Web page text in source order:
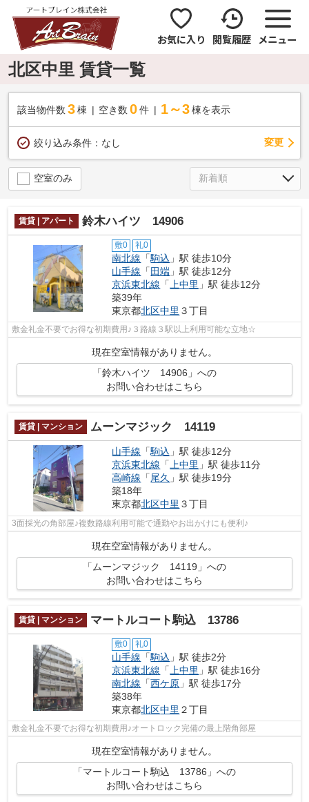
お気に入り 閲覧履歴 メニュー
北区中里 賃貸一覧
該当物件数 3棟 空き数 0 件 1～3 棟を表示
絞り込み条件： なし 変更
空室のみ
賃貸 | アパート 鈴木ハイツ 14906
敷0 礼0
南北線 「駒込 」駅 徒歩10分
山手線 「 田端 」駅 徒歩12分
京浜東北線 「 上中里 」駅 徒歩12分
築39年
東京都北区中里 ３丁目
敷金礼金不要でお得な初期費用♪３路線３駅以上利用可能な立地☆
現在空室情報がありません。
「鈴木ハイツ 14906」への
お問い合わせはこちら
賃貸 | マンション ムーンマジック 14119
山手線 「駒込 」駅 徒歩12分
京浜東北線 「 上中里 」駅 徒歩11分
高崎線 「尾久 」駅 徒歩19分
築18年
東京都北区中里 ３丁目
3面採光の角部屋♪複数路線利用可能で通勤やお出かけにも便利♪
現在空室情報がありません。
「ムーンマジック 14119」への
お問い合わせはこちら
賃貸 | マンション マートルコート駒込 13786
敷0 礼0
山手線 「駒込 」駅 徒歩2分
京浜東北線 「上中里 」駅 徒歩16分
南北線 「西ケ原 」駅 徒歩17分
築38年
東京都北区中里 ２丁目
敷金礼金不要でお得な初期費用♪オートロック完備の最上階角部屋
現在空室情報がありません。
「マートルコート駒込 13786」への
お問い合わせはこちら